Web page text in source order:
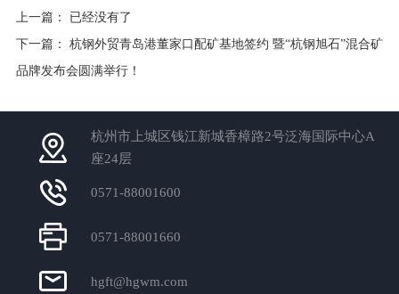
上一篇： 已经没有了
下一篇： 杭钢外贸青岛港董家口配矿基地签约 暨“杭钢旭石”混合矿
品牌发布会圆满举行！
杭州市上城区钱江新城香樟路2号泛海国际中心A
座24层
0571-88001600
0571-88001660
hgft@hgwm.com